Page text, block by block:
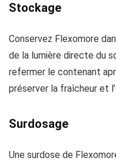
Stockage
Conservez Flexomore
de la lumière directe du
refermer le contenant
préserver la fraîcheur et
Surdosage
Une surdose de